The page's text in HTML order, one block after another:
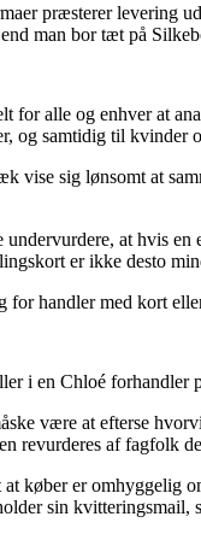
præsterer levering
man bor tæt på
for alle og enhver at
og samtidig til kvinder
vise sig lønsomt at
at hvis en
er ikke desto
for handler med kort
i en Chloé forhandler
være at efterse
revurderes af fagfolk
køber er omhyggelig
sin kvitteringsmail,